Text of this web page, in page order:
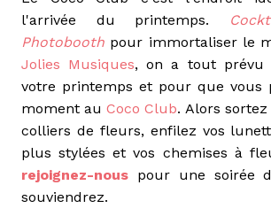
l'arrivée du printemps.
Photobooth pour immortaliser le
Jolies Musiques, on a tout prévu
votre printemps et pour que vous
moment auCoco Club. Alors
colliers de fleurs, enfilez vos
plus stylées et vos chemises à
rejoignez-nous pour une soirée
souviendrez.